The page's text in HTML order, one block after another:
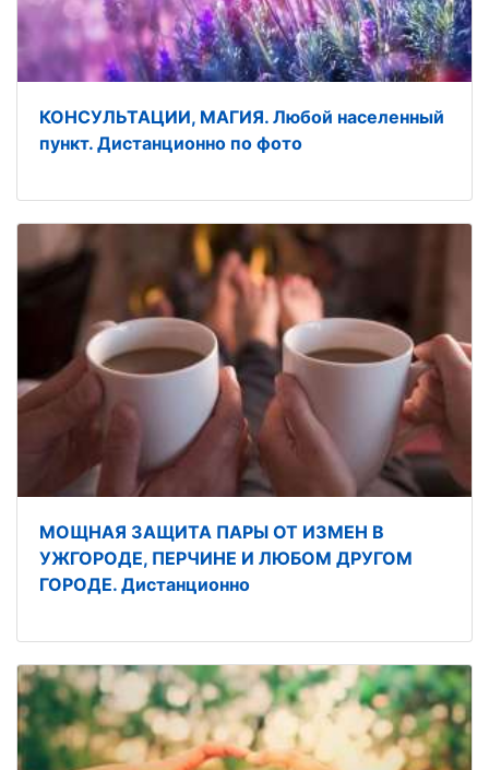
КОНСУЛЬТАЦИИ, МАГИЯ. Любой населенный
пункт. Дистанционно по фото
МОЩНАЯ ЗАЩИТА ПАРЫ ОТ ИЗМЕН В
УЖГОРОДЕ, ПЕРЧИНЕ И ЛЮБОМ ДРУГОМ
ГОРОДЕ. Дистанционно